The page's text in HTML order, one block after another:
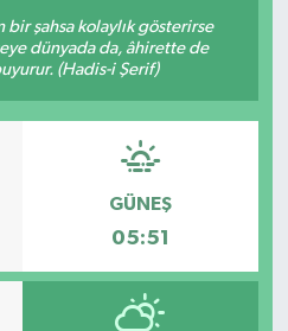
bir şahsa kolaylık gösterirse
dünyada da, âhirette de
(Hadis-i Şerif)
GÜNEŞ
05:51